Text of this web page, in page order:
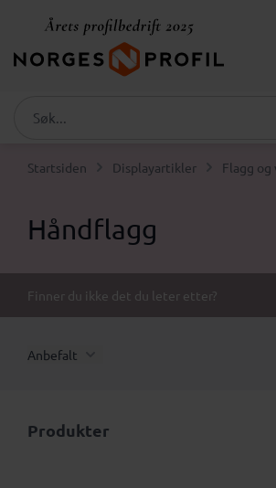
Startsiden Displayartikler Flagg
Håndflagg
Finner du ikke det du leter etter?
Anbefalt
Produkter